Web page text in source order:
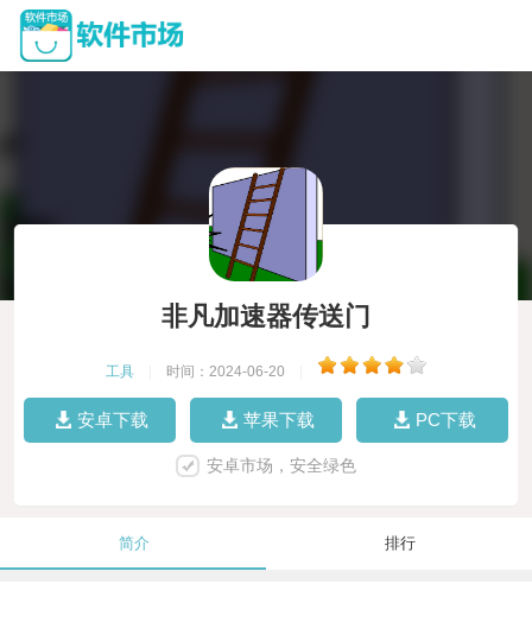
非凡加速器传送门
工具 时间：2024-06-20
安卓下载 苹果下载 PC下载
安卓市场，安全绿色
简介 排行